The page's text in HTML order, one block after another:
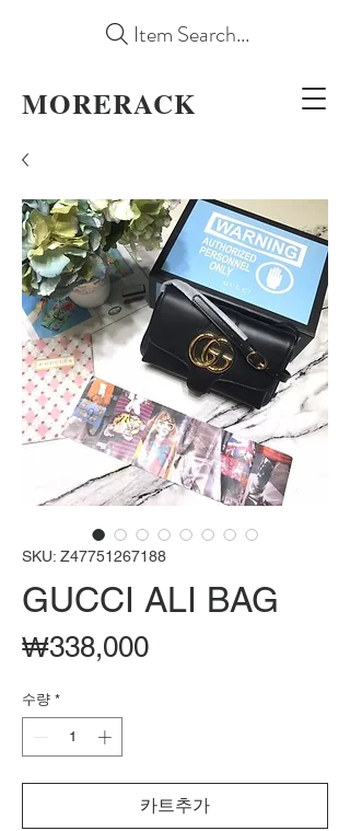
MORERACK
Item Search...
SKU: Z47751267188
GUCCI ALI BAG
₩338,000가
수량 *
카트추가